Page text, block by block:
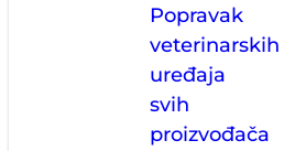
Popravak
veterinarskih
uređaja
svih
proizvođača